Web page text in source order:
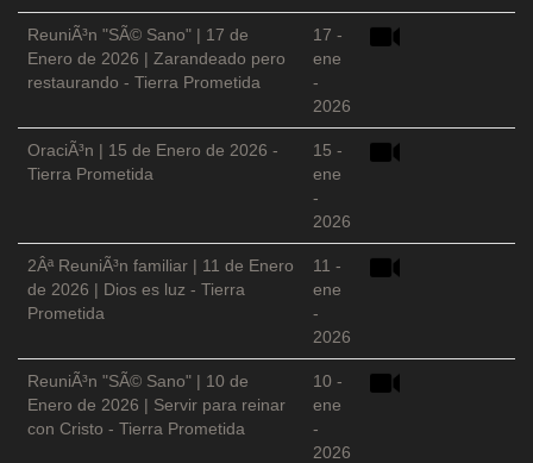
ReuniÃ³n "SÃ© Sano" | 17 de
Enero de 2026 | Zarandeado pero
restaurando - Tierra Prometida
17 -
ene
-
2026
OraciÃ³n | 15 de Enero de 2026 -
Tierra Prometida
15 -
ene
-
2026
2Âª ReuniÃ³n familiar | 11 de Enero
de 2026 | Dios es luz - Tierra
Prometida
11 -
ene
-
2026
ReuniÃ³n "SÃ© Sano" | 10 de
Enero de 2026 | Servir para reinar
con Cristo - Tierra Prometida
10 -
ene
-
2026